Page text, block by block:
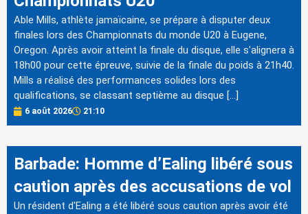
Able Mills, athlète jamaïcaine, se prépare à disputer deux
finales lors des Championnats du monde U20 à Eugene,
Oregon. Après avoir atteint la finale du disque, elle s'alignera à
18h00 pour cette épreuve, suivie de la finale du poids à 21h40.
Mills a réalisé des performances solides lors des
qualifications, se classant septième au disque […]
6 août 2026 21:10
Barbade: Homme d’Ealing libéré sous
caution après des accusations de vol
Un résident d'Ealing a été libéré sous caution après avoir été